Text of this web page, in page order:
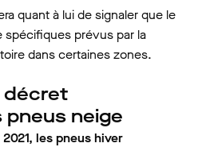
quant à lui de signaler que le
spécifiques prévus par la
dans certaines zones.
décret
neige
les pneus hiver